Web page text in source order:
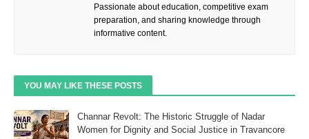
Passionate about education, competitive exam
preparation, and sharing knowledge through
informative content.
YOU MAY LIKE THESE POSTS
Channar Revolt: The Historic Struggle of Nadar
Women for Dignity and Social Justice in Travancore